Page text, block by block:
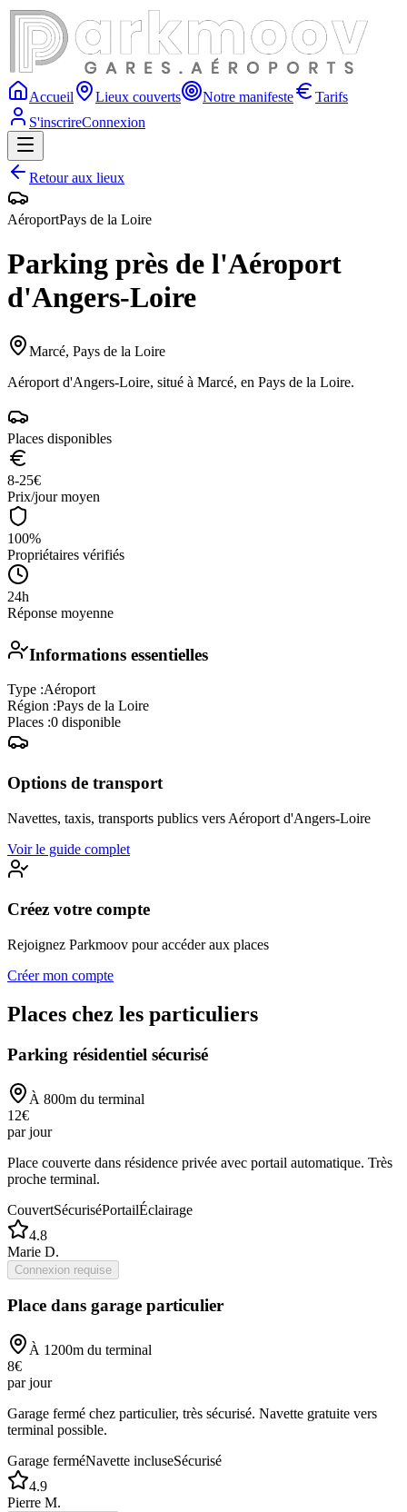
Accueil Lieux couverts Notre manifeste
Tarifs
S'inscrireConnexion
Retour aux lieux
AéroportPays de la Loire
Parking près de l'Aéroport
d'Angers-Loire
Marcé, Pays de la Loire
Aéroport d'Angers-Loire, situé à Marcé, en Pays de la Loire.
Places disponibles
8-25€
Prix/jour moyen
100%
Propriétaires vérifiés
24h
Réponse moyenne
Informations essentielles
Type :Aéroport
Région :Pays de la Loire
Places :0 disponible
Options de transport
Navettes, taxis, transports publics vers Aéroport d'Angers-Loire
Voir le guide complet
Créez votre compte
Rejoignez Parkmoov pour accéder aux places
Créer mon compte
Places chez les particuliers
Parking résidentiel sécurisé
À 800m du terminal
12€
par jour
Place couverte dans résidence privée avec portail automatique. Très
proche terminal.
CouvertSécuriséPortailÉclairage
4.8
Marie D.
Connexion requise
Place dans garage particulier
À 1200m du terminal
8€
par jour
Garage fermé chez particulier, très sécurisé. Navette gratuite vers
terminal possible.
Garage ferméNavette incluseSécurisé
4.9
Pierre M.